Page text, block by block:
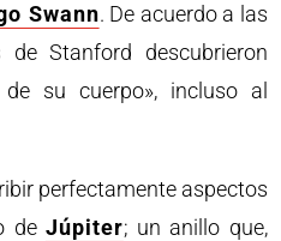
Swann. De acuerdo a las
de Stanford descubrieron
su cuerpo», incluso al
perfectamente aspectos
de Júpiter; un anillo que,